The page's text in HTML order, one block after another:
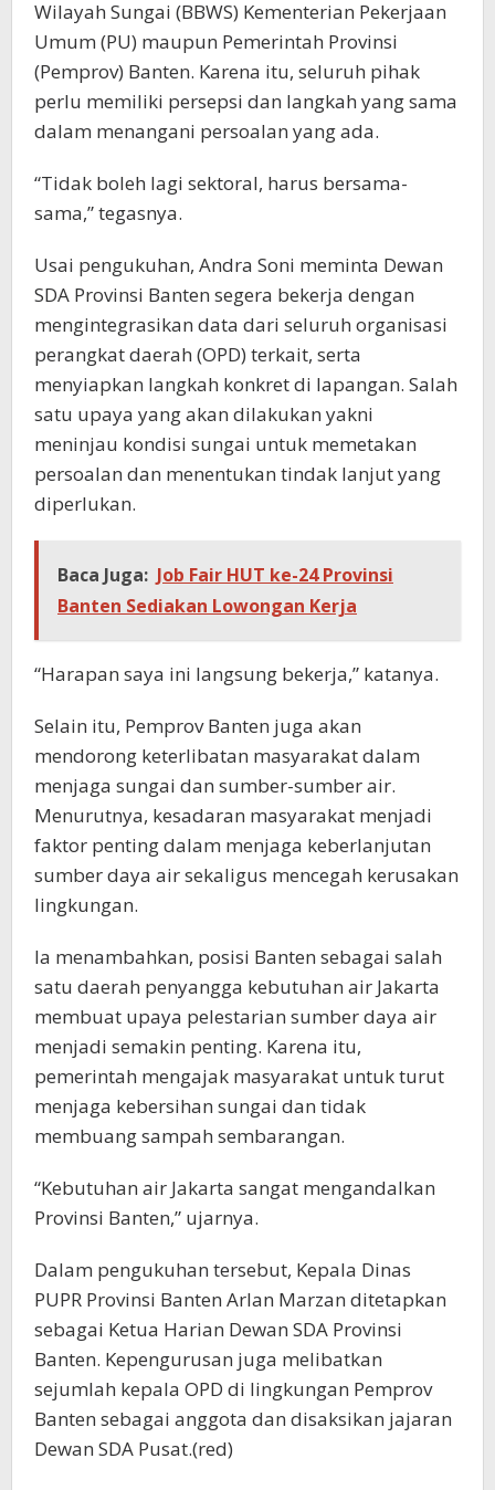
Wilayah Sungai (BBWS) Kementerian Pekerjaan
Umum (PU) maupun Pemerintah Provinsi
(Pemprov) Banten. Karena itu, seluruh pihak
perlu memiliki persepsi dan langkah yang sama
dalam menangani persoalan yang ada.
“Tidak boleh lagi sektoral, harus bersama-
sama,” tegasnya.
Usai pengukuhan, Andra Soni meminta Dewan
SDA Provinsi Banten segera bekerja dengan
mengintegrasikan data dari seluruh organisasi
perangkat daerah (OPD) terkait, serta
menyiapkan langkah konkret di lapangan. Salah
satu upaya yang akan dilakukan yakni
meninjau kondisi sungai untuk memetakan
persoalan dan menentukan tindak lanjut yang
diperlukan.
Baca Juga: Job Fair HUT ke-24 Provinsi
Banten Sediakan Lowongan Kerja
“Harapan saya ini langsung bekerja,” katanya.
Selain itu, Pemprov Banten juga akan
mendorong keterlibatan masyarakat dalam
menjaga sungai dan sumber-sumber air.
Menurutnya, kesadaran masyarakat menjadi
faktor penting dalam menjaga keberlanjutan
sumber daya air sekaligus mencegah kerusakan
lingkungan.
Ia menambahkan, posisi Banten sebagai salah
satu daerah penyangga kebutuhan air Jakarta
membuat upaya pelestarian sumber daya air
menjadi semakin penting. Karena itu,
pemerintah mengajak masyarakat untuk turut
menjaga kebersihan sungai dan tidak
membuang sampah sembarangan.
“Kebutuhan air Jakarta sangat mengandalkan
Provinsi Banten,” ujarnya.
Dalam pengukuhan tersebut, Kepala Dinas
PUPR Provinsi Banten Arlan Marzan ditetapkan
sebagai Ketua Harian Dewan SDA Provinsi
Banten. Kepengurusan juga melibatkan
sejumlah kepala OPD di lingkungan Pemprov
Banten sebagai anggota dan disaksikan jajaran
Dewan SDA Pusat.(red)